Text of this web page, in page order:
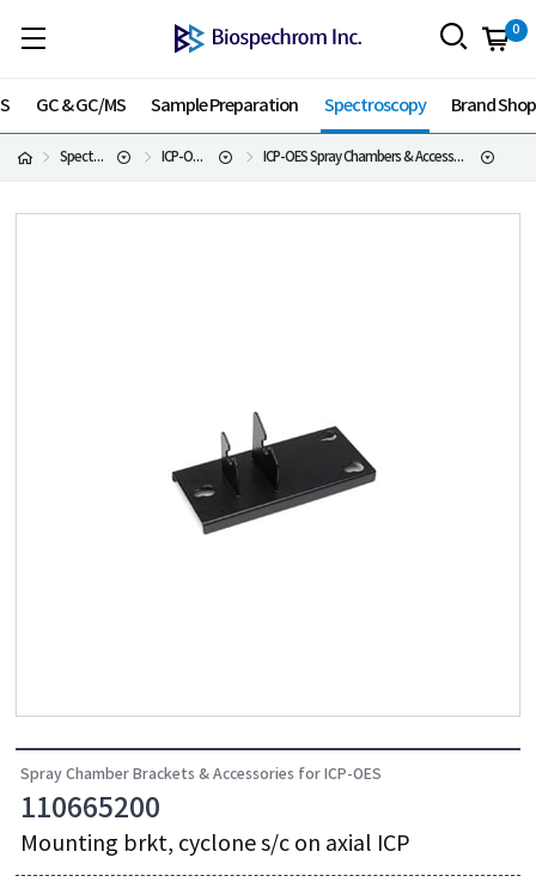
0
GC & GC/MS Sample Preparation Spectroscopy Brand Shop
Spectroscopy ICP-OES Supplies ICP-OES Spray Chambers & Accessories
Spray Chamber Brackets & Accessories for ICP-OES
110665200
Mounting brkt, cyclone s/c on axial ICP